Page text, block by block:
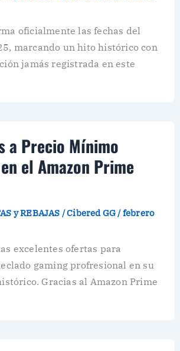
oficialmente las fechas del
marcando un hito histórico con
jamás registrada en este
a Precio Mínimo
el Amazon Prime
y REBAJAS /Cibered GG/febrero
excelentes ofertas para
gaming profresional en su
Gracias al Amazon Prime